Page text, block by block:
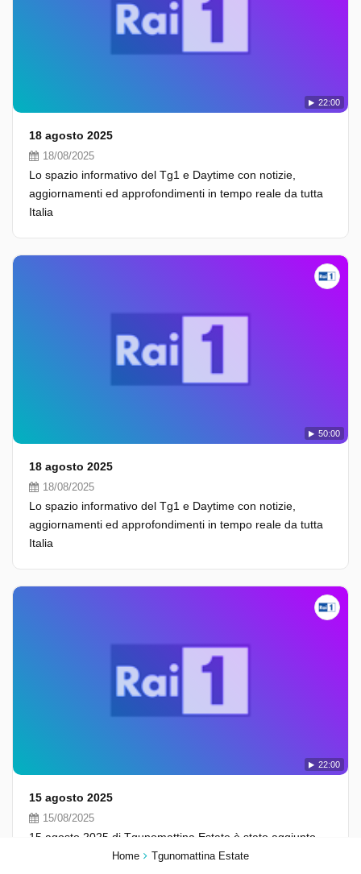
Home Tgunomattina Estate
22:00
18 agosto 2025
18/08/2025
Lo spazio informativo del Tg1 e Daytime con notizie,
aggiornamenti ed approfondimenti in tempo reale da tutta
Italia
50:00
18 agosto 2025
18/08/2025
Lo spazio informativo del Tg1 e Daytime con notizie,
aggiornamenti ed approfondimenti in tempo reale da tutta
Italia
22:00
15 agosto 2025
15/08/2025
15 agosto 2025 di Tgunomattina Estate è stato aggiunto
venerdì 15 agosto 2025.